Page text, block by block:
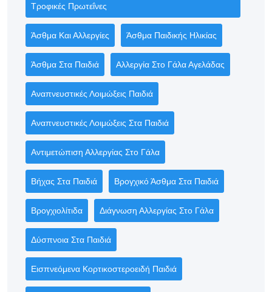
Τροφικές Πρωτεΐνες
Άσθμα Και Αλλεργίες Άσθμα Παιδικής Ηλικίας
Άσθμα Στα Παιδιά Αλλεργία Στο Γάλα Αγελάδας
Αναπνευστικές Λοιμώξεις Παιδιά
Αναπνευστικές Λοιμώξεις Στα Παιδιά
Αντιμετώπιση Αλλεργίας Στο Γάλα
Βήχας Στα Παιδιά Βρογχικό Άσθμα Στα Παιδιά
Βρογχιολίτιδα Διάγνωση Αλλεργίας Στο Γάλα
Δύσπνοια Στα Παιδιά
Εισπνεόμενα Κορτικοστεροειδή Παιδιά